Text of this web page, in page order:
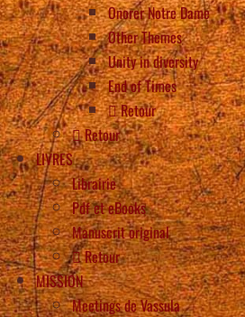
Onorer Notre Dame
Other Themes
Unity in diversity
End of Times
Retour
Retour
LIVRES
Librairie
Pdf et eBooks
Manuscrit original
Retour
MISSION
Meetings de Vassula